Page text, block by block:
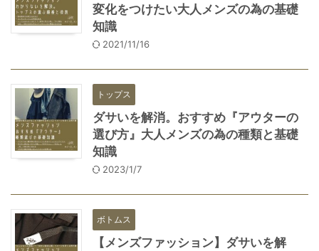
変化をつけたい大人メンズの為の基礎
知識
2021/11/16
トップス
ダサいを解消。おすすめ『アウターの
選び方』大人メンズの為の種類と基礎
知識
2023/1/7
ボトムス
【メンズファッション】ダサいを解